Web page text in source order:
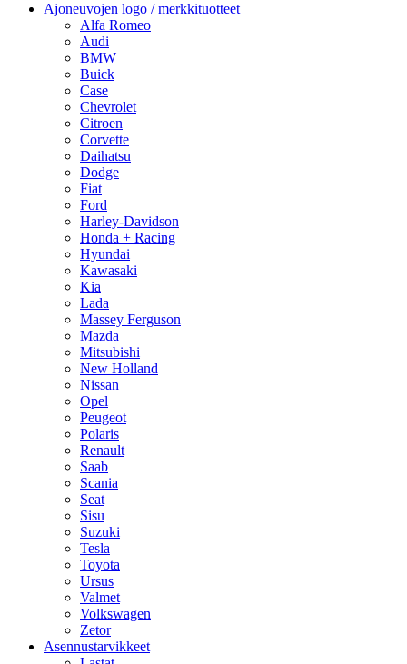
Ajoneuvojen logo / merkkituotteet
Alfa Romeo
Audi
BMW
Buick
Case
Chevrolet
Citroen
Corvette
Daihatsu
Dodge
Fiat
Ford
Harley-Davidson
Honda + Racing
Hyundai
Kawasaki
Kia
Lada
Massey Ferguson
Mazda
Mitsubishi
New Holland
Nissan
Opel
Peugeot
Polaris
Renault
Saab
Scania
Seat
Sisu
Suzuki
Tesla
Toyota
Ursus
Valmet
Volkswagen
Zetor
Asennustarvikkeet